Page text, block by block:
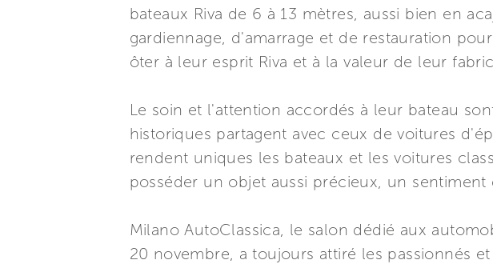
bateaux Riva de 6 à 13 mètres, aussi bien en
gardiennage, d'amarrage et de restauration
ôter à leur esprit Riva et à la valeur de leur
Le soin et l'attention accordés à leur bateau
historiques partagent avec ceux de voitures
rendent uniques les bateaux et les voitures
posséder un objet aussi précieux, un
Milano AutoClassica, le salon dédié aux
20 novembre, a toujours attiré les passionnés